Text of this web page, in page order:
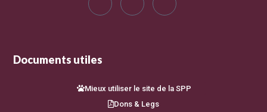
Documents utiles
Mieux utiliser le site de la SPP
Dons & Legs